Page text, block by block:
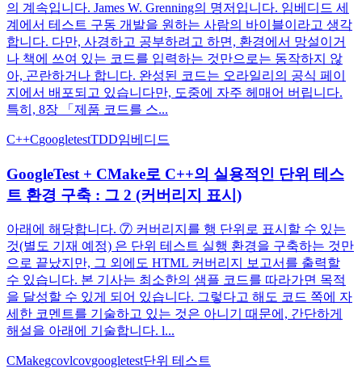
의 계속입니다. James W. Grenning의 명저입니다. 임베디드 세
계에서 테스트 구동 개발을 원하는 사람의 바이블이라고 생각
합니다. 다만, 사경하고 공부하려고 하면, 환경에서 망설이거
나 책에 쓰여 있는 코드를 입력하는 것만으로는 동작하지 않
아, 곤란하거나 합니다. 완성된 코드는 오라일리의 공식 페이
지에서 배포되고 있습니다만, 도중에 자주 헤매어 버립니다.
특히, 8장 「제품 코드를 스...
C++CgoogletestTDD임베디드
GoogleTest + CMake로 C++의 실용적인 단위 테스
트 환경 구축 : 그 2 (커버리지 표시)
아래에 해당합니다. ⑦ 커버리지를 행 단위로 표시할 수 있는
것(별도 기재 예정) 은 단위 테스트 실행 환경을 구축하는 것만
으로 끝났지만, 그 외에도 HTML 커버리지 보고서를 출력할
수 있습니다. 본 기사는 최소한의 샘플 코드를 따라가면 목적
을 달성할 수 있게 되어 있습니다. 그렇다고 해도 코드 쪽에 자
세한 코멘트를 기술하고 있는 것은 아니기 때문에, 간단하게
해설을 아래에 기술합니다. l...
CMakegcovlcovgoogletest단위 테스트